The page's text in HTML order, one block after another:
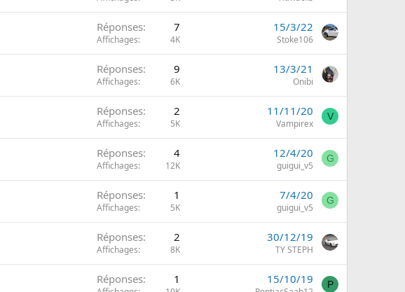
Réponses 7
Affichages 4K
15/3/22
Stoke106
Réponses 9
Affichages 6K
13/3/21
Onibi
Réponses 2
Affichages 5K
11/11/20
Vampirex
V
Réponses 4
Affichages 12K
12/4/20
guigui_v5
G
Réponses 1
Affichages 5K
7/4/20
guigui_v5
G
Réponses 2
Affichages 8K
30/12/19
TY STEPH
Réponses 1 15/10/19 P